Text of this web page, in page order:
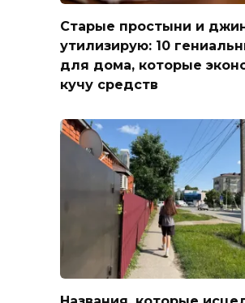
Старые простыни и
утилизирую: 10
для дома, которые
кучу средств